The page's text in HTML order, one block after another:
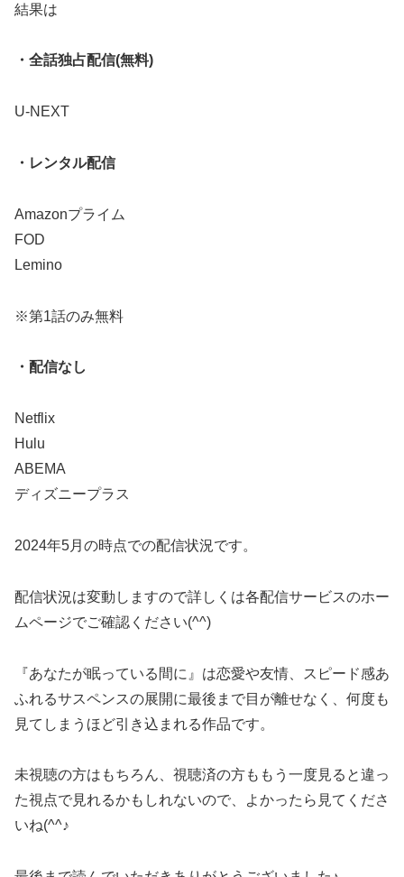
結果は
・全話独占配信(無料)
U-NEXT
・レンタル配信
Amazonプライム
FOD
Lemino
※第1話のみ無料
・配信なし
Netflix
Hulu
ABEMA
ディズニープラス
2024年5月の時点での配信状況です。
配信状況は変動しますので詳しくは各配信サービスのホー
ムページでご確認ください(^^)
『あなたが眠っている間に』は恋愛や友情、スピード感あ
ふれるサスペンスの展開に最後まで目が離せなく、何度も
見てしまうほど引き込まれる作品です。
未視聴の方はもちろん、視聴済の方ももう一度見ると違っ
た視点で見れるかもしれないので、よかったら見てくださ
いね(^^♪